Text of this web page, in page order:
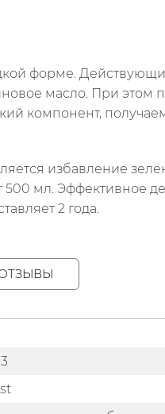
форме.
масло. При этом
компонент,
избавление
мл. Эффективное
2 года.